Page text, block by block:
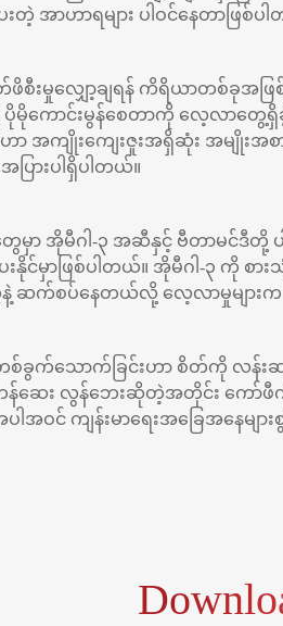
ာဟာရများ ပါဝင်နေတာဖြစ်ပါ
းမှုလျှော့ချရန် ကိရိယာတစ်ခုအဖ
မိုကောင်းမွန်စေတာကို လေ့လာတွေ့
အကျိုးကျေးဇူးအရှိဆုံး အမျိုးအစ
ပြားပါရှိပါတယ်။
မှာ အိုမီဂါ-၃ အဆီနှင့် ဗီတာမင်ဒီတို့
းနိုင်မှာဖြစ်ပါတယ်။ အိုမီဂါ-၃ ကို စာ
ေနဲ့ ဆက်စပ်နေတယ်လို့ လေ့လာမှုများ
ခွက်သောက်ခြင်းဟာ စိတ်ကို လန်းဆန်
န်ဆေး လွန်ဘေးဆိုတဲ့အတိုင်း ကေ
ပါအဝင် ကျန်းမာရေးအခြေအနေမျာ